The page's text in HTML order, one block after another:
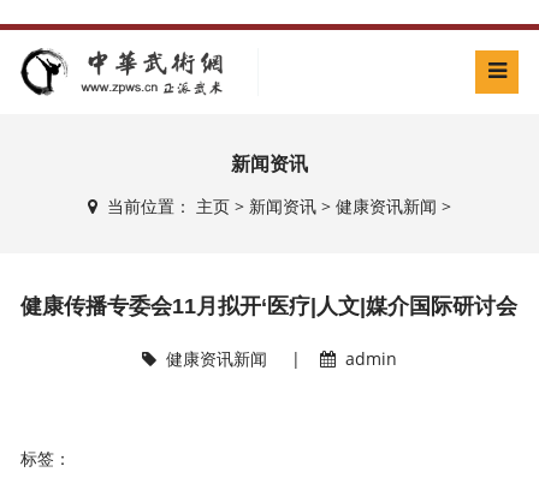
新闻资讯
当前位置： 主页> 新闻资讯> 健康资讯新闻 >
健康传播专委会11月拟开‘医疗|人文|媒介国际研讨会
健康资讯新闻 | admin
标签：